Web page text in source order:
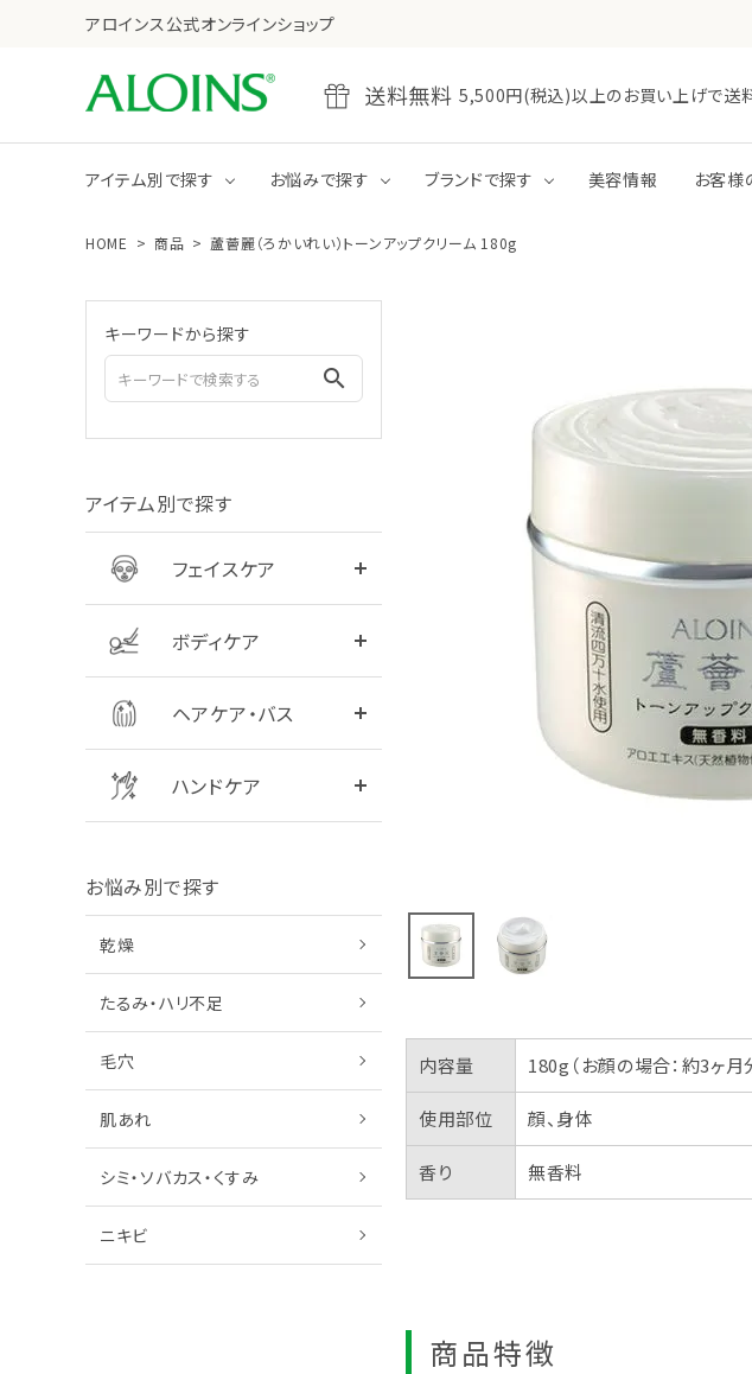
アロインス公式オンラインショップ
送料無料 5,500円(税込)以上のお買い上げで送
アイテム別で探す
全商品をみる クレンジング
ジェル
ボディミルク
全商品をみる シャンプー トリートメント
全商品をみる ハンドクリーム 消毒剤
お悩みで探す ブランドで探す 美容情報 お客様
HOME 商品 蘆薈麗（ろかいれい）トーンアップクリーム 180g
キーワードから探す
search
アイテム別で探す
フェイスケア
ボディケア
ヘアケア・バス
ハンドケア
お悩み別で探す
乾燥
たるみ・ハリ不足
毛穴
肌あれ
シミ・ソバカス・くすみ
ニキビ
内容量 180g（お顔の場合：約3ヶ月
使用部位 顔、身体
香り 無香料
商品特徴